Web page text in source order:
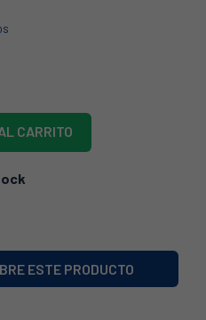
CARRITO
ESTE PRODUCTO